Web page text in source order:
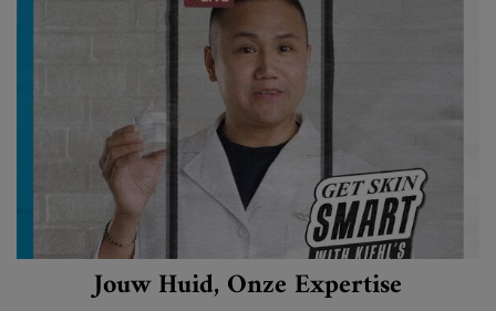
Jouw Huid, Onze Expertise